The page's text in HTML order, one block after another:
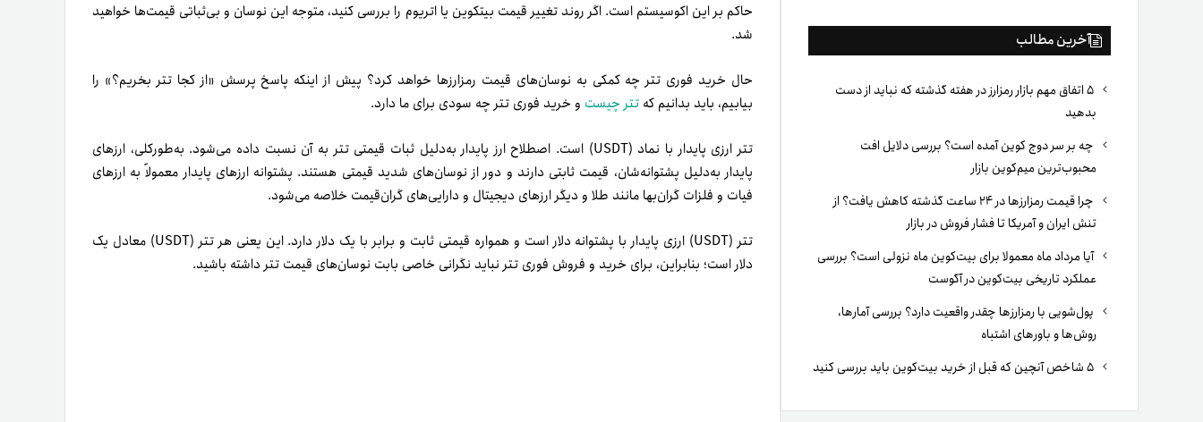
آخرین مطالب
۵ اتفاق مهم بازار رمزارز در هفته گذشته که نباید از دست
بدهید
چه بر سر دوج کوین آمده است؟ بررسی دلایل افت
محبوب‌ترین میم‌کوین بازار
چرا قیمت رمزارزها در ۲۴ ساعت گذشته کاهش یافت؟ از
تنش ایران و آمریکا تا فشار فروش در بازار
آیا مرداد ماه معمولا برای بیت‌کوین ماه نزولی است؟ بررسی
عملکرد تاریخی بیت‌کوین در آگوست
پول‌شویی با رمزارزها چقدر واقعیت دارد؟ بررسی آمارها،
روش‌ها و باورهای اشتباه
حاکم بر این اکوسیستم است. اگر روند تغییر قیمت بیتکوین یا اتریوم را بررسی کنید، متوجه این نوسان و بی‌ثباتی قیمت‌ها خواهید
شد.
حال خرید فوری تتر چه کمکی به نوسان‌های قیمت رمزارزها خواهد کرد؟ پیش از اینکه پاسخ پرسش «از کجا تتر بخریم؟» را
بیابیم، باید بدانیم که تتر چیست و خرید فوری تتر چه سودی برای ما دارد.
تتر ارزی پایدار با نماد (USDT) است. اصطلاح ارز پایدار به‌دلیل ثبات قیمتی تتر به آن نسبت داده می‌شود. به‌طور‌کلی، ارزهای
پایدار به‌دلیل پشتوانه‌‌شان، قیمت ثابتی دارند و دور از نوسان‌های شدید قیمتی هستند. پشتوانه ارزهای پایدار معمولاً به ارزهای
فیات و فلزات گران‌بها مانند طلا و دیگر ارزهای دیجیتال و دارایی‌های گران‌قیمت خلاصه می‌شود.
تتر (USDT) ارزی پایدار با پشتوانه دلار است و همواره قیمتی ثابت و برابر با یک دلار دارد. این یعنی هر تتر (USDT) معادل یک
دلار است؛ بنابراین، برای خرید و فروش فوری تتر نباید نگرانی خاصی بابت نوسان‌های قیمت تتر داشته باشید.